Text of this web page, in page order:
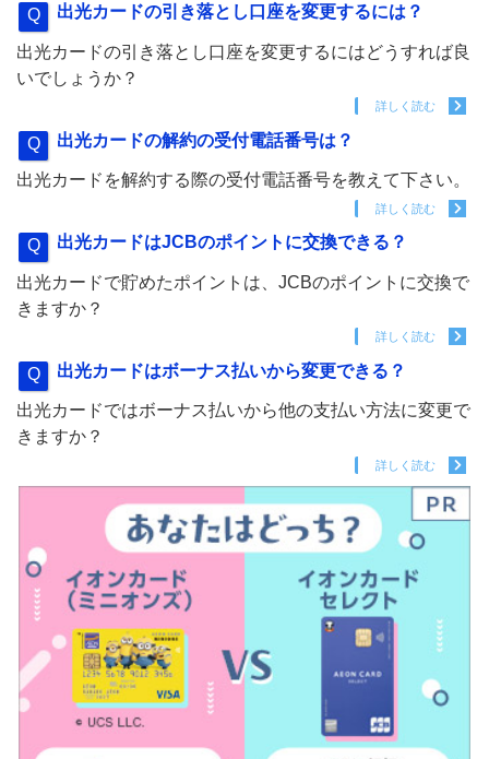
出光カードの引き落とし口座を変更するには？
出光カードの引き落とし口座を変更するにはどうすれば良
いでしょうか？
詳しく読む
出光カードの解約の受付電話番号は？
出光カードを解約する際の受付電話番号を教えて下さい。
詳しく読む
出光カードはJCBのポイントに交換できる？
出光カードで貯めたポイントは、JCBのポイントに交換で
きますか？
詳しく読む
出光カードはボーナス払いから変更できる？
出光カードではボーナス払いから他の支払い方法に変更で
きますか？
詳しく読む